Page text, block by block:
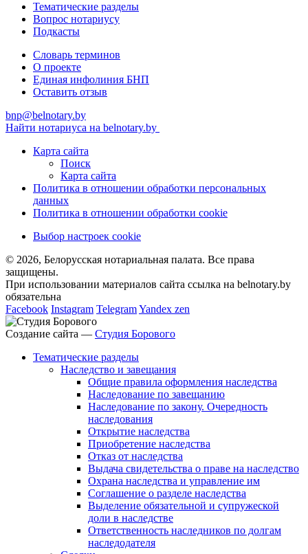
Тематические разделы
Вопрос нотариусу
Подкасты
Словарь терминов
О проекте
Единая инфолиния БНП
Оставить отзыв
bnp@belnotary.by
Найти нотариуса на belnotary.by
Карта сайта
Поиск
Карта сайта
Политика в отношении обработки персональных
данных
Политика в отношении обработки cookie
Выбор настроек cookie
© 2026, Белорусская нотариальная палата. Все права
защищены.
При использовании материалов сайта ссылка на belnotary.by
обязательна
Facebook Instagram TelegramYandex zen
Создание сайта — Студия Борового
Тематические разделы
Наследство и завещания
Общие правила оформления наследства
Наследование по завещанию
Наследование по закону. Очередность
наследования
Открытие наследства
Приобретение наследства
Отказ от наследства
Выдача свидетельства о праве на наследство
Охрана наследства и управление им
Соглашение о разделе наследства
Выделение обязательной и супружеской
доли в наследстве
Ответственность наследников по долгам
наследодателя